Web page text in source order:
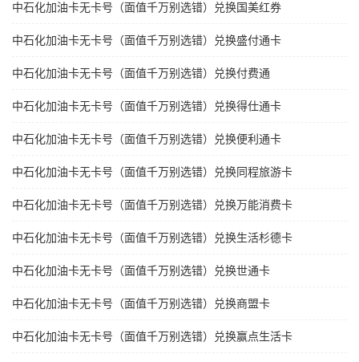
中石化加油卡无卡号（面值千万别选错）兑换国美红券
中石化加油卡无卡号（面值千万别选错）兑换盛付通卡
中石化加油卡无卡号（面值千万别选错）兑换付费通
中石化加油卡无卡号（面值千万别选错）兑换得仕通卡
中石化加油卡无卡号（面值千万别选错）兑换便利通卡
中石化加油卡无卡号（面值千万别选错）兑换同程旅游卡
中石化加油卡无卡号（面值千万别选错）兑换万能消费卡
中石化加油卡无卡号（面值千万别选错）兑换生活杉德卡
中石化加油卡无卡号（面值千万别选错）兑换世通卡
中石化加油卡无卡号（面值千万别选错）兑换商盟卡
中石化加油卡无卡号（面值千万别选错）兑换赢点生活卡